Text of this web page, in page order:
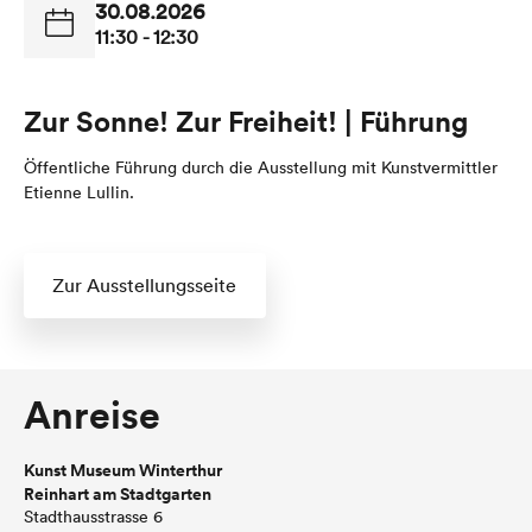
30.08.2026
11:30 - 12:30
Zur Sonne! Zur Freiheit! | Führung
Öffentliche Führung durch die Ausstellung mit Kunstvermittler
Etienne Lullin.
Zur Ausstellungsseite
Anreise
Kunst Museum Winterthur
Reinhart am Stadtgarten
Stadthausstrasse 6